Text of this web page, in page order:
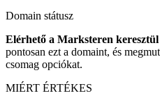
Domain státusz
Elérhető a Marksteren keresztül
pontosan ezt a domaint, és
csomag opciókat.
MIÉRT ÉRTÉKES